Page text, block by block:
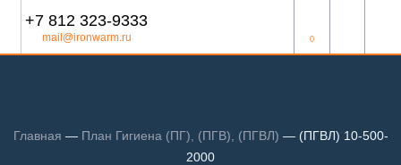
+7 812 323-9333
mail@ironwarm.ru 0
Главная — План Гигиена (ПГ), (ПГВ), (ПГВЛ) — (ПГВЛ) 10-500-
2000